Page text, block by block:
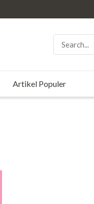
Artikel Populer